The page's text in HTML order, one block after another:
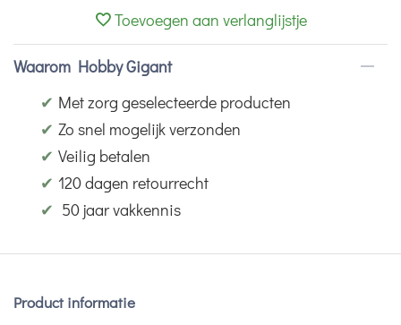
Toevoegen aan verlanglijstje
Waarom Hobby Gigant
✔ Met zorg geselecteerde producten
✔ Zo snel mogelijk verzonden
✔ Veilig betalen
✔ 120 dagen retourrecht
✔ 50 jaar vakkennis
Product informatie